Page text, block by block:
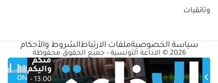
وثائقيات
2026 © الاذاعة التونسية - جميع الحقوق محفوظة
سياسة الخصوصيةملفات الارتباطالشروط والأحكام
منكم
واليكم
13:00 -
ON